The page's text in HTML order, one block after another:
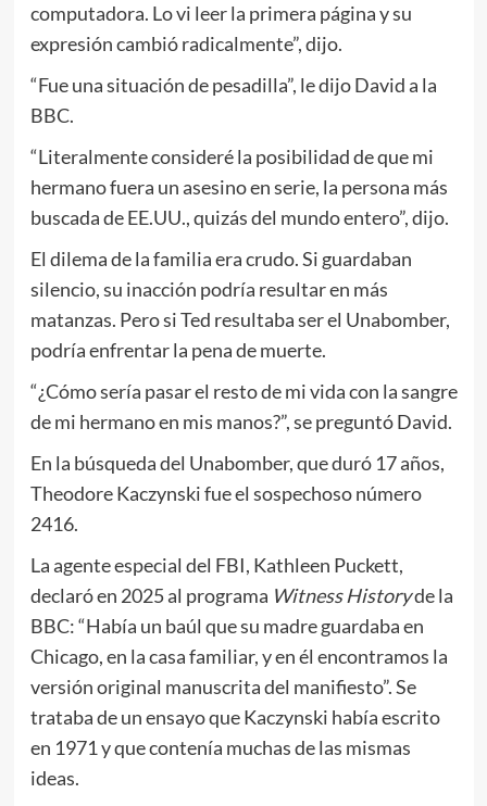
computadora. Lo vi leer la primera página y su
expresión cambió radicalmente”, dijo.
“Fue una situación de pesadilla”, le dijo David a la
BBC.
“Literalmente consideré la posibilidad de que mi
hermano fuera un asesino en serie, la persona más
buscada de EE.UU., quizás del mundo entero”, dijo.
El dilema de la familia era crudo. Si guardaban
silencio, su inacción podría resultar en más
matanzas. Pero si Ted resultaba ser el Unabomber,
podría enfrentar la pena de muerte.
“¿Cómo sería pasar el resto de mi vida con la sangre
de mi hermano en mis manos?”, se preguntó David.
En la búsqueda del Unabomber, que duró 17 años,
Theodore Kaczynski fue el sospechoso número
2416.
La agente especial del FBI, Kathleen Puckett,
declaró en 2025 al programa Witness Historyde la
BBC: “Había un baúl que su madre guardaba en
Chicago, en la casa familiar, y en él encontramos la
versión original manuscrita del manifiesto”. Se
trataba de un ensayo que Kaczynski había escrito
en 1971 y que contenía muchas de las mismas
ideas.